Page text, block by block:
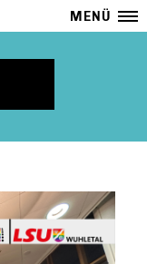
MENÜ